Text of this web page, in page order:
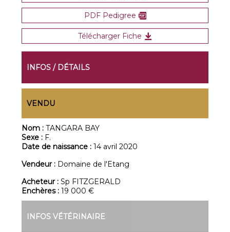
PDF Pedigree
Télécharger Fiche
INFOS / DÉTAILS
VENDU
Nom :TANGARA BAY
Sexe : F.
Date de naissance :14 avril 2020
Vendeur : Domaine de l'Etang
Acheteur :Sp FITZGERALD
Enchères :19 000 €
INFOS VÉTÉRINAIRE